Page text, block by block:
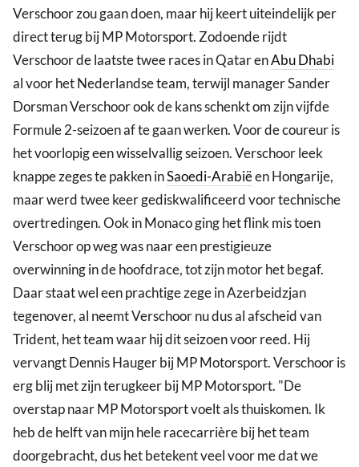
Verschoor zou gaan doen, maar hij keert uiteindelijk per
direct terug bij MP Motorsport. Zodoende rijdt
Verschoor de laatste twee races in Qatar enAbu Dhabi
al voor het Nederlandse team, terwijl manager Sander
Dorsman Verschoor ook de kans schenkt om zijn vijfde
Formule 2-seizoen af te gaan werken. Voor de coureur is
het voorlopig een wisselvallig seizoen. Verschoor leek
knappe zeges te pakken inSaoedi-Arabiëen Hongarije,
maar werd twee keer gediskwalificeerd voor technische
overtredingen. Ook in Monaco ging het flink mis toen
Verschoor op weg was naar een prestigieuze
overwinning in de hoofdrace, tot zijn motor het begaf.
Daar staat wel een prachtige zege in Azerbeidzjan
tegenover, al neemt Verschoor nu dus al afscheid van
Trident, het team waar hij dit seizoen voor reed. Hij
vervangt Dennis Hauger bij MP Motorsport. Verschoor is
erg blij met zijn terugkeer bij MP Motorsport. "De
overstap naar MP Motorsport voelt als thuiskomen. Ik
heb de helft van mijn hele racecarrière bij het team
doorgebracht, dus het betekent veel voor me dat we